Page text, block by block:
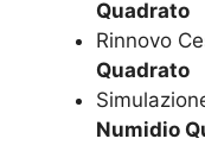
Quadrato
Rinnovo
Quadrato
Numidio